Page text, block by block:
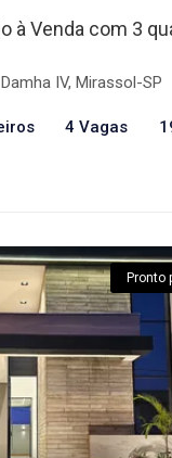
à Venda com 3
IV, Mirassol-SP
4 Vagas
Pronto